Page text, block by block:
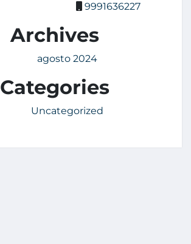
9991636227
Archives
agosto 2024
Categories
Uncategorized